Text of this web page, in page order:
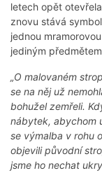
letech opět
znovu stává
jednou
jediným
„O malovaném
se na něj už
bohužel zemřeli.
nábytek, abychom
se výmalba v rohu
objevili původní
jsme ho nechat